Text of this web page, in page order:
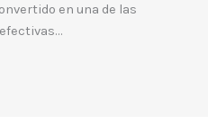
en una de las